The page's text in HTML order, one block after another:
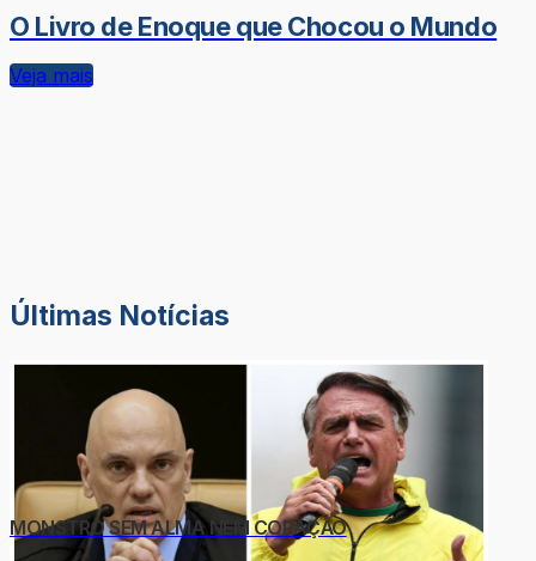
O Livro de Enoque que Chocou o Mundo
Veja mais
Últimas Notícias
MONSTRO SEM ALMA NEM CORAÇÃO